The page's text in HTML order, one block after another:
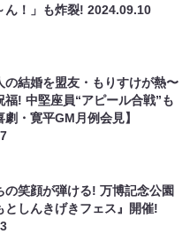
ん！」も炸裂!2024.09.10
の結婚を盟友・もりすけが熱〜
福! 中堅座員“アピール合戦”も
劇・寛平GM月例会見】
の笑顔が弾ける! 万博記念公園
としんきげきフェス』開催!